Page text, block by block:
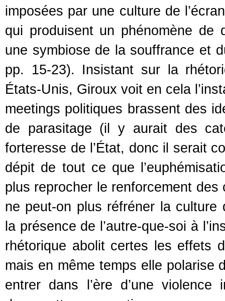
imposées par une culture de
qui produisent un phénomène de
une symbiose de la souffrance et
pp. 15-23). Insistant sur la
États-Unis, Giroux voit en cela
meetings politiques brassent des
de parasitage (il y aurait des
forteresse de l’État, donc il serait
dépit de tout ce que
plus reprocher le renforcement
ne peut-on plus réfréner la culture
la présence de l’autre-que-soi à
rhétorique abolit certes les effets
mais en même temps elle polarise
entrer dans l’ère d’une violence